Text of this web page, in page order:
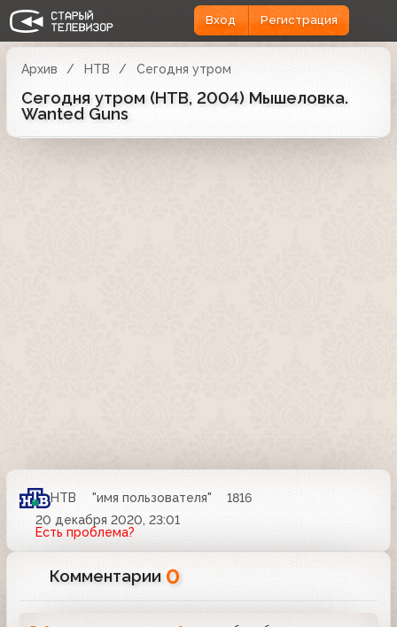
Вход Регистрация
Архив НТВ Сегодня утром
Сегодня утром (НТВ, 2004) Мышеловка.
Wanted Guns
НТВ "имя пользователя"
1816
20 декабря 2020, 23:01
Есть проблема?
Комментарии 0